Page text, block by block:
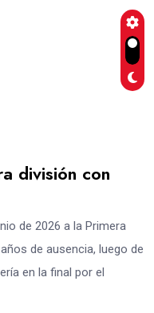
división con
de 2026 a la Primera
de ausencia, luego de
en la final por el